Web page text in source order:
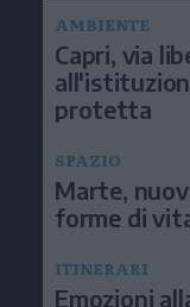
AMBIENTE
Capri, via
protetta
SPAZIO
Marte,
forme di
ITINERARI
Emozioni